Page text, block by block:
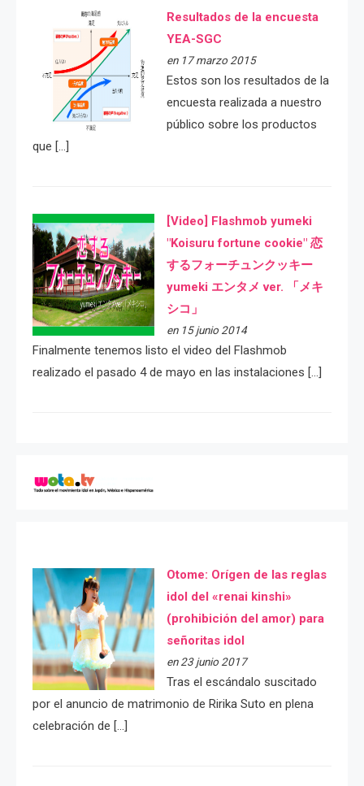
Resultados de la encuesta
YEA-SGC
en 17 marzo 2015
Estos son los resultados de la
encuesta realizada a nuestro
público sobre los productos
que […]
[Video] Flashmob yumeki
"Koisuru fortune cookie" 恋
するフォーチュンクッキー
yumeki エンタメ ver. 「メキ
シコ」
en 15 junio 2014
Finalmente tenemos listo el video del Flashmob
realizado el pasado 4 de mayo en las instalaciones […]
Otome: Orígen de las reglas
idol del «renai kinshi»
(prohibición del amor) para
señoritas idol
en 23 junio 2017
Tras el escándalo suscitado
por el anuncio de matrimonio de Ririka Suto en plena
celebración de […]